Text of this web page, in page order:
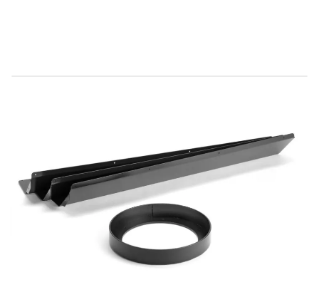
Aantal
Offerte aanvragen